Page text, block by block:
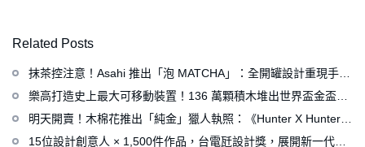
Related Posts
抹茶控注意！Asahi 推出「泡 MATCHA」：全開罐設計重現手打
泡感，拿鐵、可爾必思等新品同步亮相
樂高打造史上最大可移動裝置！136 萬顆積木堆出世界盃金盃，
梅西、姆巴佩、C 羅化身樂高人偶
明天開賣！木棉花推出「純金」獵人執照：《Hunter X Hunter》
連載再開、集英社打造獵人專用情報網
15位設計創意人 × 1,500件作品，台電瓩設計獎，展開新一代設